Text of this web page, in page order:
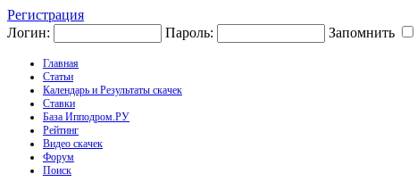
Регистрация
Логин:
Пароль: Запомнить
Главная
Статьи
Календарь и Результаты скачек
Ставки
База Ипподром.РУ
Рейтинг
Видео скачек
Форум
Поиск